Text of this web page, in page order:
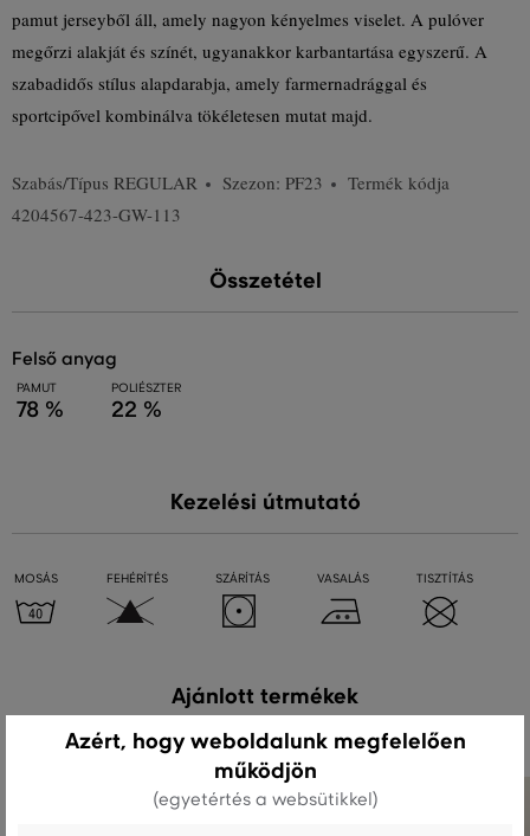
pamut jerseyből áll, amely nagyon kényelmes viselet. A pulóver
megőrzi alakját és színét, ugyanakkor karbantartása egyszerű. A
szabadidős stílus alapdarabja, amely farmernadrággal és
sportcipővel kombinálva tökéletesen mutat majd.
Szabás/Típus REGULAR Szezon: PF23
Termék kódja
4204567-423-GW-113
Összetétel
felső anyag
PAMUT
78 %
POLIÉSZTER
22 %
Kezelési útmutató
MOSÁS FEHÉRÍTÉS SZÁRÍTÁS VASALÁS TISZTÍTÁS
Ajánlott termékek
Azért, hogy weboldalunk megfelelően
működjön
(egyetértés a websütikkel)